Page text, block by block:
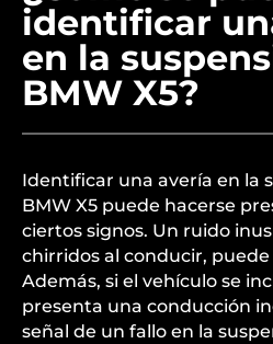
identificar
en la
BMW X5?
Identificar una avería en la
BMW X5 puede hacerse
ciertos signos. Un ruido
chirridos al conducir,
Además, si el vehículo se
presenta una conducción
señal de un fallo en la